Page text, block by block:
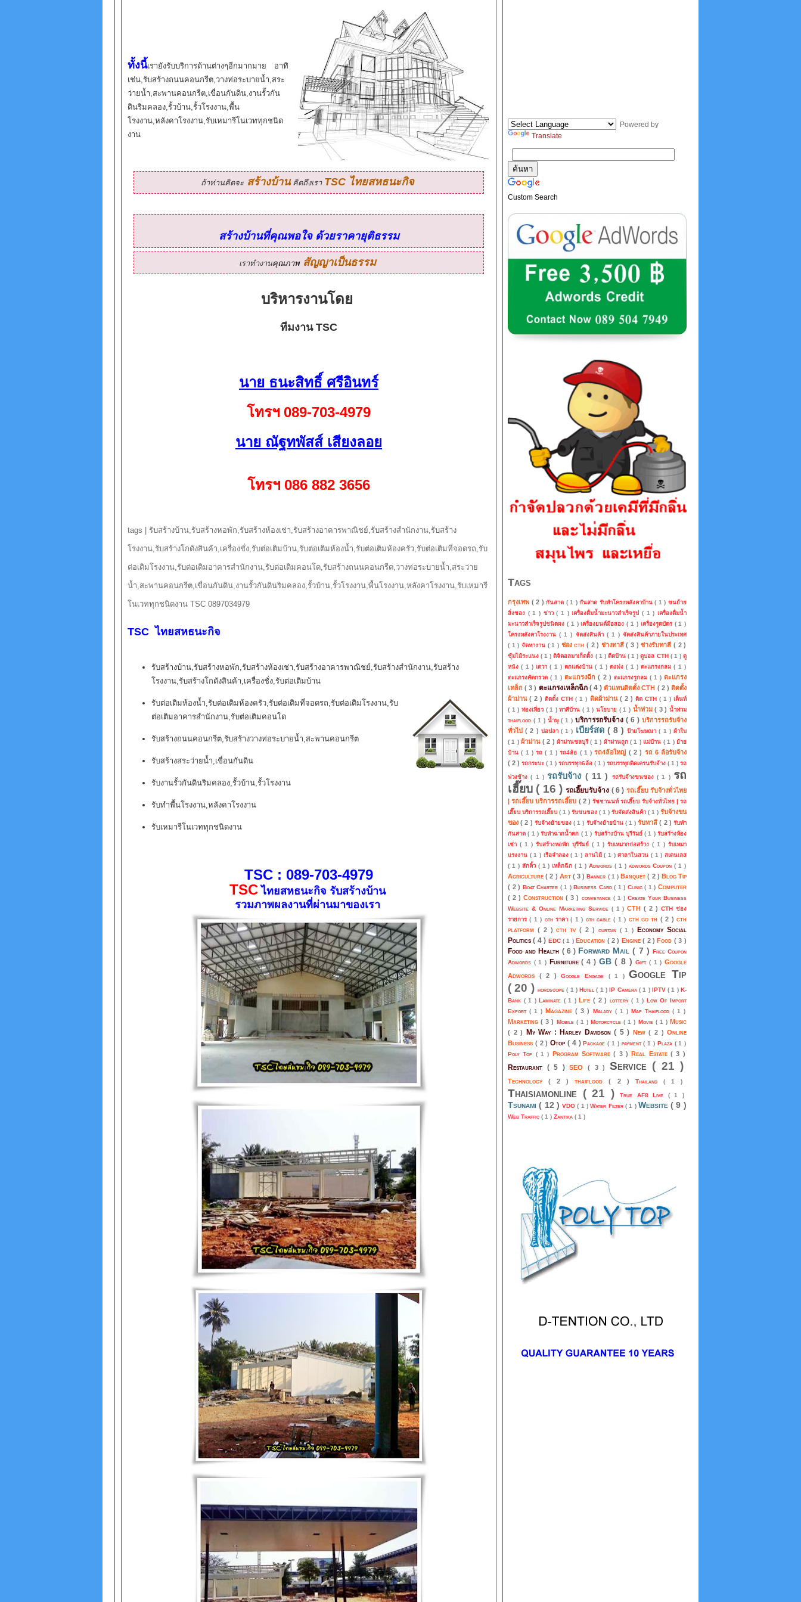
ทั้งนี้เรายังรับบริการด้านต่างๆอีกมากมาย อาทิ
เช่น,รับสร้างถนนคอนกรีต,วางท่อระบายน้ำ,สระ
ว่ายน้ำ,สะพานคอนกรีต,เขื่อนกันดิน,งานรั้วกัน
ดินริมคลอง,รั้วบ้าน,รั้วโรงงาน,พื้น
โรงงาน,หลังคาโรงงาน,รับเหมารีโนเวททุกชนิด
งาน
ถ้าท่านคิดจะ สร้างบ้านคิดถึงเรา TSC ไทยสหธนะกิจ
สร้างบ้านที่คุณพอใจ ด้วยราคายุติธรรม
เราทำงานคุณภาพ สัญญาเป็นธรรม
บริหารงานโดย
ทีมงาน TSC
นาย ธนะสิทธิ์ ศรีอินทร์
โทรฯ 089-703-4979
นาย ณัฐทพัสส์ เสียงลอย
โทรฯ 086 882 3656
tags | รับสร้างบ้าน,รับสร้างหอพัก,รับสร้างห้องเช่า,รับสร้างอาคารพาณิชย์,รับสร้างสำนักงาน,รับสร้าง
โรงงาน,รับสร้างโกดังสินค้า,เครื่องชั่ง,รับต่อเติมบ้าน,รับต่อเติมห้องน้ำ,รับต่อเติมห้องครัว,รับต่อเติมที่จอดรถ,รับ
ต่อเติมโรงงาน,รับต่อเติมอาคารสำนักงาน,รับต่อเติมคอนโด,รับสร้างถนนคอนกรีต,วางท่อระบายน้ำ,สระว่าย
น้ำ,สะพานคอนกรีต,เขื่อนกันดิน,งานรั้วกันดินริมคลอง,รั้วบ้าน,รั้วโรงงาน,พื้นโรงงาน,หลังคาโรงงาน,รับเหมารี
โนเวททุกชนิดงาน TSC 0897034979
TSC ไทยสหธนะกิจ
รับสร้างบ้าน,รับสร้างหอพัก,รับสร้างห้องเช่า,รับสร้างอาคารพาณิชย์,รับสร้างสำนักงาน,รับสร้าง
โรงงาน,รับสร้างโกดังสินค้า,เครื่องชั่ง,รับต่อเติมบ้าน
รับต่อเติมห้องน้ำ,รับต่อเติมห้องครัว,รับต่อเติมที่จอดรถ,รับต่อเติมโรงงาน,รับ
ต่อเติมอาคารสำนักงาน,รับต่อเติมคอนโด
รับสร้างถนนคอนกรีต,รับสร้างวางท่อระบายน้ำ,สะพานคอนกรีต
รับสร้างสระว่ายน้ำ,เขื่อนกันดิน
รับงานรั้วกันดินริมคลอง,รั้วบ้าน,รั้วโรงงาน
รับทำพื้นโรงงาน,หลังคาโรงงาน
รับเหมารีโนเวททุกชนิดงาน
TSC : 089-703-4979
TSC ไทยสหธนะกิจ รับสร้างบ้าน
รวมภาพผลงานที่ผ่านมาของเรา
Powered by
Translate
Custom Search
Tags
กรุงเทพ ( 2 )กันสาด ( 1 )กันสาด รับทำโครงหลังคาบ้าน( 1 )ขนย้าย
สิ่งของ ( 1 ) ข่าว( 1 )เครื่องดื่มน้ำมะนาวสำเร็จรูป( 1 )เครื่องดื่มน้ำ
มะนาวสำเร็จรูปชนิดผง ( 1 )เครื่องยนต์มือสอง( 1 ) เครื่องรูดบัตร ( 1 )
โครงหลังคาโรงงาน( 1 ) จัดส่งสินค้า ( 1 ) จัดส่งสินค้าภายในประเทศ
( 1 ) จัดหางาน ( 1 ) ช่อง cth ( 2 ) ช่างทาสี( 3 )ช่างรับทาสี( 2 )
ซุ้มไม้ระแนง( 1 )ดิจิตอลมาเก็ตติ้ง ( 1 ) ดีดบ้าน( 1 )ดูบอล CTH ( 1 )ดู
หนัง( 1 ) เดวา( 1 ) ตกแต่งบ้าน( 1 ) ตงฟง( 1 ) ตะแกรงกลม( 1 )
ตะแกรงคัดกรวด( 1 )ตะแกรงฉีก( 2 ) ตะแกรงรูกลม ( 1 )ตะแกรง
เหล็ก( 3 ) ตะแกรงเหล็กฉีก ( 4 )ตัวแทนติดตั้ง CTH ( 2 )ติดตั้ง
ผ้าม่าน( 2 )ติดตั้ง CTH( 1 ) ติดผ้าม่าน ( 2 ) ติด CTH ( 1 )เต็นท์
( 1 ) ท่องเที่ยว ( 1 )ทาสีบ้าน( 1 ) นโยบาย ( 1 ) น้ำท่วม( 3 )น้ำท่วม
thaiflood ( 1 ) น้ำพุ ( 1 ) บริการรถรับจ้าง ( 6 ) บริการรถรับจ้าง
ทั่วไป( 2 ) บ่อปลา ( 1 ) เบียร์สด ( 8 )ป้ายโฆษณา( 1 ) ผ้าใบ
( 1 )ผ้าม่าน ( 2 ) ผ้าม่านชลบุรี( 1 ) ผ้าม่านถูก( 1 ) แม่บ้าน ( 1 )ย้าย
บ้าน( 1 )รถ( 1 )รถ4ล้อ ( 1 )รถ4ล้อใหญ่ ( 2 ) รถ 6 ล้อรับจ้าง
( 2 ) รถกระบะ ( 1 ) รถบรรทุก6ล้อ ( 1 ) รถบรรทุกติดเครนรับจ้าง ( 1 ) รถ
พ่วงข้าง( 1 )รถรับจ้าง ( 11 ) รถรับจ้างขนของ( 1 ) รถ
เฮี๊ยบ ( 16 )รถเฮี๊ยบรับจ้าง ( 6 ) รถเฮี๊ยบ รับจ้างทั่วไทย
| รถเฮี๊ยบ บริการรถเฮี๊ยบ ( 2 )รัชชานนท์ รถเฮี๊ยบ รับจ้างทั่วไทย | รถ
เฮี๊ยบ บริการรถเฮี๊ยบ ( 1 ) รับขนของ ( 1 ) รับจัดส่งสินค้า ( 1 ) รับจ้างขน
ของ( 2 ) รับจ้างย้ายของ ( 1 ) รับจ้างย้ายบ้าน ( 1 )รับทาสี( 2 ) รับทำ
กันสาด( 1 )รับทำฉากน้ำตก ( 1 ) รับสร้างบ้าน บุรีรัมย์( 1 )รับสร้างห้อง
เช่า ( 1 ) รับสร้างหอพัก บุรีรัมย์ ( 1 )รับเหมากก่อสร้าง( 1 )รับเหมา
แรงงาน ( 1 ) เรือจำลอง( 1 ) ลานไม้( 1 )ศาลาในสวน ( 1 ) สเตนเลส
( 1 ) สักคิ้ว ( 1 )เหล็กฉีก( 1 ) Adwords ( 1 ) adwords Coupon( 1 )
Agriculture( 2 ) Art ( 3 )Banner ( 1 ) Banquet( 2 ) Blog Tip
( 2 ) Boat Charter ( 1 )Business Card( 1 ) Clinic( 1 )Computer
( 2 )Construction( 3 ) conveyance ( 1 ) Create Your Business
Website & Online Marketing Service ( 1 )CTH( 2 )CTH ช่อง
รายการ( 1 ) cth ราคา( 1 ) cth cable( 1 ) cth go th ( 2 )cth
platform ( 2 )cth tv( 2 ) curtain ( 1 ) Economy Social
Politics( 4 ) EDC( 1 ) Education ( 2 ) Engine( 2 )Food ( 3 )
Food and Health ( 6 ) Forward Mail( 7 ) Free Coupon
Adwords ( 1 ) Furniture( 4 ) GB( 8 )Gift ( 1 ) Google
Adwords ( 2 )Google Engage ( 1 )Google Tip
( 20 ) horoscope( 1 )Hotel( 1 )IP Camera ( 1 ) IPTV( 1 )K-
Bank ( 1 )Laminate ( 1 ) Life( 2 ) lottery( 1 ) Low Of Import
Export( 1 ) Magazine( 3 ) Malady ( 1 ) Map Thaiflood ( 1 )
Marketing( 3 ) Mobile ( 1 ) Motorcycle( 1 ) Movie ( 1 ) Music
( 2 ) My Way : Harley Davidson( 5 ) New( 2 )Online
Business ( 2 )Otop( 4 )Package( 1 ) payment( 1 ) Plaza ( 1 )
Poly Top ( 1 ) Program Software( 3 )Real Estate( 3 )
Restaurant ( 5 )SEO ( 3 ) Service ( 21 )
Technology( 2 )thaiflood( 2 ) Thailand ( 1 )
Thaisiamonline ( 21 ) True AF8 Live ( 1 )
Tsunami( 12 )VDO( 1 )Water Filter ( 1 ) Website( 9 )
Web Traffic ( 1 ) Zantika ( 1 )